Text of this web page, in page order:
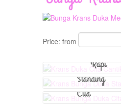
Price: from
Krans Duka Cita
Rapi
Krans Bunga
Standing
Krans Bunga Duka
Cita
View Detail